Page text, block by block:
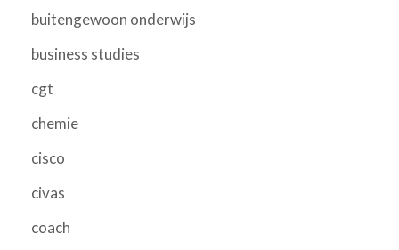
buitengewoon onderwijs
business studies
cgt
chemie
cisco
civas
coach